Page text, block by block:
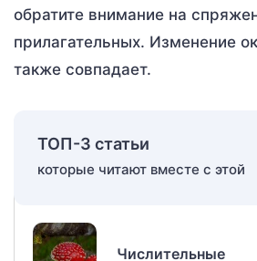
обратите внимание на
прилагательных. Изменение
также совпадает.
ТОП-3 статьи
которые читают вместе с этой
Числительные